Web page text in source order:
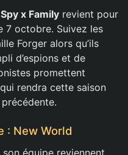
Spy x Family revient pour
7 octobre. Suivez les
Forger alors qu’ils
d’espions et de
promettent
rendra cette saison
: New World